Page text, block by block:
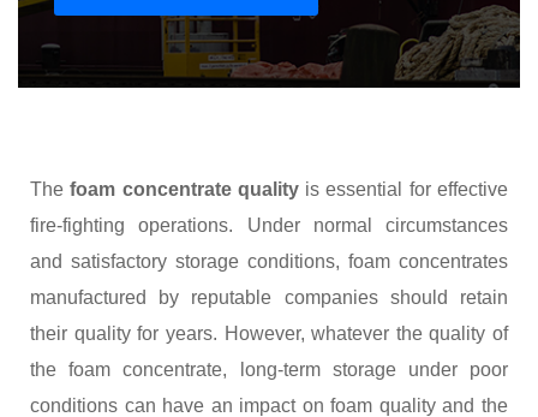
The foam concentrate qualityis essential for effective
fire-fighting operations. Under normal circumstances
and satisfactory storage conditions, foam concentrates
manufactured by reputable companies should retain
their quality for years. However, whatever the quality of
the foam concentrate, long-term storage under poor
conditions can have an impact on foam quality and the